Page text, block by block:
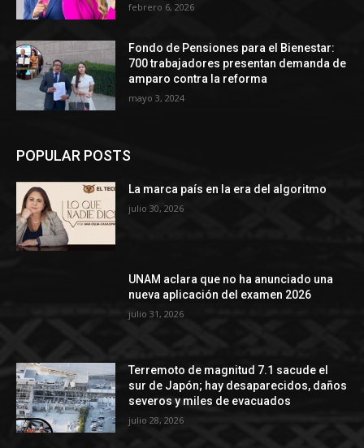
febrero 6, 2026
Fondo de Pensiones para el Bienestar:
700 trabajadores presentan demanda de
amparo contra la reforma
mayo 3, 2024
POPULAR POSTS
La marca país en la era del algoritmo
julio 30, 2026
UNAM aclara que no ha anunciado una
nueva aplicación del examen 2026
julio 31, 2026
Terremoto de magnitud 7.1 sacude el
sur de Japón; hay desaparecidos, daños
severos y miles de evacuados
julio 28, 2026